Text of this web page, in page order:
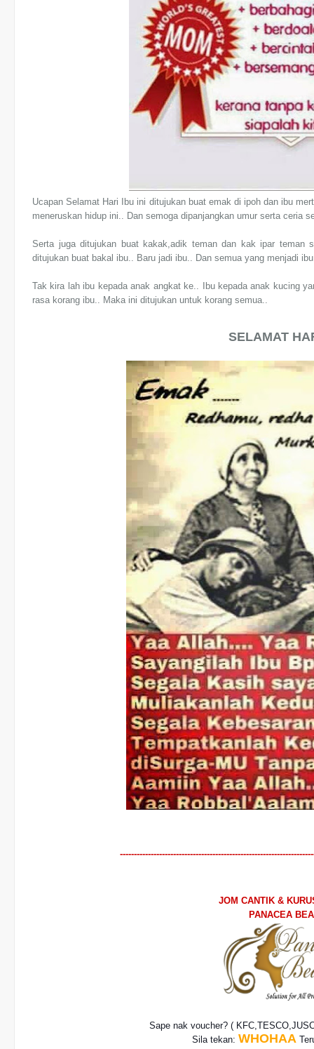
Ucapan Selamat Hari Ibu ini ditujukan buat emak di ipoh dan ibu
meneruskan hidup ini.. Dan semoga dipanjangkan umur serta ceria
Serta juga ditujukan buat kakak,adik teman dan kak ipar teman
ditujukan buat bakal ibu.. Baru jadi ibu.. Dan semua yang menjadi
Tak kira lah ibu kepada anak angkat ke.. Ibu kepada anak kucing
rasa korang ibu.. Maka ini ditujukan untuk korang semua..
SELAMAT
JOM CANTIK &
PANACEA
Sape nak voucher? (
Sila tekan: WHOHAA